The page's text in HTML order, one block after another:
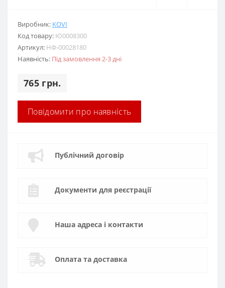
Виробник: KOVI
Код товару: Ю0008300
Артикул: НФ-00028180
Наявність: Під замовлення 2-3 дні
765 грн.
Повідомити про наявність
Публічний договір
Документи для реєстрації
Наша адреса і контакти
Оплата та доставка